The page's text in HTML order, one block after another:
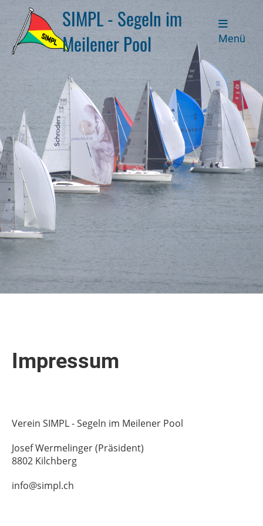
SIMPL - Segeln im
Meilener Pool
Menü
Impressum
Verein SIMPL - Segeln im Meilener Pool
Josef Wermelinger (Präsident)
8802 Kilchberg
info@simpl.ch